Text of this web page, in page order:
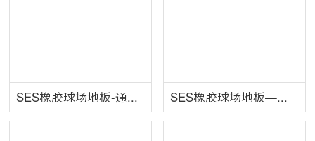
SES橡胶球场地板—专业级